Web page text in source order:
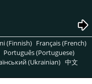
(Finnish) Français (French)
Português (Portuguese)
(Ukrainian) 中文